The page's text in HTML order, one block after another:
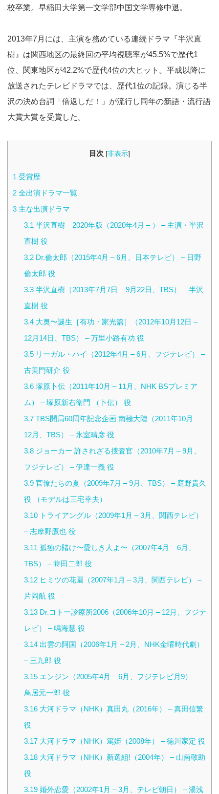
校卒業。早稲田大学第一文学部中国文学専修中退。
2013年7月には、主演を務めている連続ドラマ『半沢直
樹』は関西地区の最終回の平均視聴率が45.5%で歴代1
位、関東地区が42.2%で歴代4位の大ヒット。平成以降に
放送されたテレビドラマでは、歴代1位の記録。演じる半
沢の決め台詞「倍返しだ！」が流行し同年の新語・流行語
大賞大賞を受賞した。
目次 [非表示]
1 受賞歴
2 全出演ドラマ一覧
3 主な出演ドラマ
3.1 半沢直樹 2020年版（2020年4月 – ） – 主演・半沢
直樹 役
3.2Dr.倫太郎（2015年4月 – 6月、日本テレビ） – 日野
倫太郎 役
3.3半沢直樹（2013年7月7日 – 9月22日、TBS） – 半沢
直樹 役
3.4大奥〜誕生［有功・家光篇］（2012年10月12日 –
12月14日、TBS） – 万里小路有功 役
3.5リーガル・ハイ（2012年4月 – 6月、フジテレビ） –
古美門研介 役
3.6塚原卜伝（2011年10月 – 11月、NHK BSプレミア
ム） – 塚原新右衛門 （卜伝） 役
3.7TBS開局60周年記念企画 南極大陸（2011年10月 –
12月、TBS） – 氷室晴彦 役
3.8ジョーカー 許されざる捜査官（2010年7月 – 9月、
フジテレビ） – 伊達一義 役
3.9官僚たちの夏（2009年7月 – 9月、TBS） – 庭野貴久
役 （モデルは三宅幸夫）
3.10トライアングル（2009年1月 – 3月、関西テレビ）
– 志摩野鷹也 役
3.11 孤独の賭け〜愛しき人よ〜（2007年4月 – 6月、
TBS） – 蒔田二郎 役
3.12ヒミツの花園（2007年1月 – 3月、関西テレビ） –
片岡航 役
3.13Dr.コトー診療所2006（2006年10月 – 12月、フジテ
レビ） – 鳴海慧 役
3.14出雲の阿国（2006年1月 – 2月、NHK金曜時代劇）
– 三九郎 役
3.15エンジン（2005年4月 – 6月、フジテレビ月9） –
鳥居元一郎 役
3.16大河ドラマ（NHK）真田丸（2016年） – 真田信繁
役
3.17大河ドラマ（NHK）篤姫（2008年） – 徳川家定 役
3.18大河ドラマ（NHK）新選組!（2004年） – 山南敬助
役
3.19婚外恋愛（2002年1月 – 3月、テレビ朝日） – 湯浅